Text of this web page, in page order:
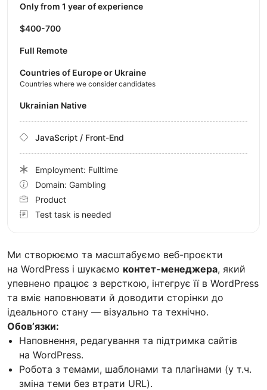
Ми створюємо та масштабуємо веб-проєкти
на WordPress і шукаємо контет-менеджера, який
упевнено працює з версткою, інтегрує її в WordPress
та вміє наповнювати й доводити сторінки до
ідеального стану — візуально та технічно.
Обовʼязки:
Наповнення, редагування та підтримка сайтів
на WordPress.
Робота з темами, шаблонами та плагінами (у т.ч.
зміна теми без втрати URL).
Only from 1 year of experience
$400-700
Full Remote
Countries of Europe or Ukraine
Countries where we consider candidates
Ukrainian Native
JavaScript / Front-End
Employment: Fulltime
Domain: Gambling
Product
Test task is needed